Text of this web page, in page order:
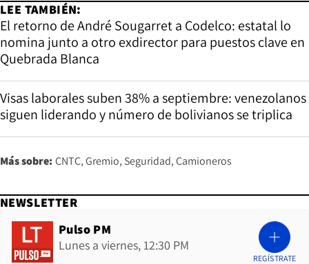
LEE TAMBIÉN:
El retorno de André Sougarret a Codelco: estatal lo
nomina junto a otro exdirector para puestos clave en
Quebrada Blanca
Visas laborales suben 38% a septiembre: venezolanos
siguen liderando y número de bolivianos se triplica
Más sobre: CNTC Gremio Seguridad Camioneros
NEWSLETTER
Pulso PM
Lunes a viernes, 12:30 PM
REGÍSTRATE